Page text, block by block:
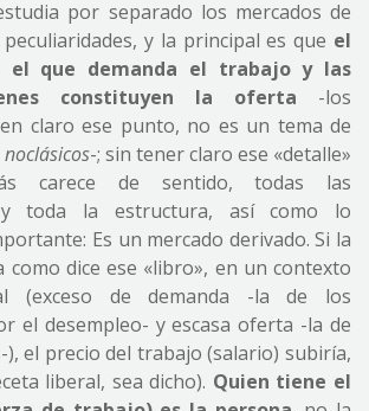
por separado los mercados de
y la principal es que el
el que demanda el trabajo y las
constituyen la oferta -los
claro ese punto, no es un tema de
noclásicos-; sin tener claro ese «detalle»
carece de sentido, todas las
y toda la estructura, así como lo
Es un mercado derivado. Si la
dice ese «libro», en un contexto
(exceso de demanda -la de los
el desempleo- y escasa oferta -la de
el precio del trabajo (salario) subiría,
liberal, sea dicho). Quien tiene el